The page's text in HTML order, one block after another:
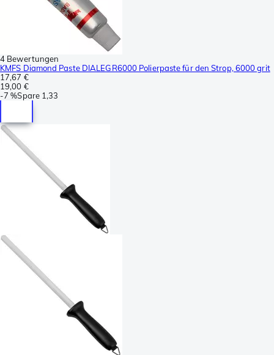
4 Bewertungen
KMFS Diamond Paste DIALEGR6000 Polierpaste für den Strop, 6000 grit
17,67 €
19,00 €
-7 %Spare 1,33